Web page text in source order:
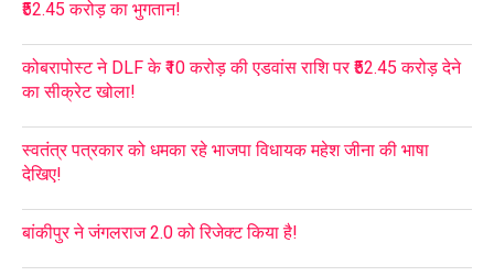
₹52.45 करोड़ का भुगतान!
कोबरापोस्ट ने DLF के ₹10 करोड़ की एडवांस राशि पर ₹52.45 करोड़ देने
का सीक्रेट खोला!
स्वतंत्र पत्रकार को धमका रहे भाजपा विधायक महेश जीना की भाषा
देखिए!
बांकीपुर ने जंगलराज 2.0 को रिजेक्ट किया है!